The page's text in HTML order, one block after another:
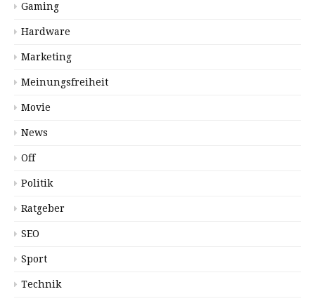
Gaming
Hardware
Marketing
Meinungsfreiheit
Movie
News
Off
Politik
Ratgeber
SEO
Sport
Technik